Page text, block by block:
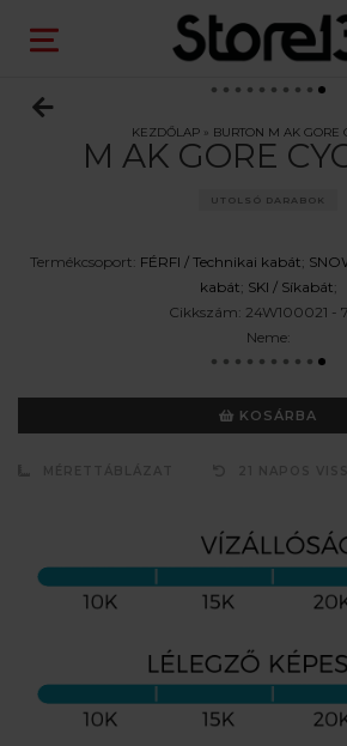
KEZDŐLAP» BURTON M AK GORE
M AK GORE
UTOLSÓ DARABOK
Termékcsoport: FÉRFI / Technikai kabát;
kabát; SKI / Síkabát;
Cikkszám: 24W100021 -
Neme:
KOSÁRBA